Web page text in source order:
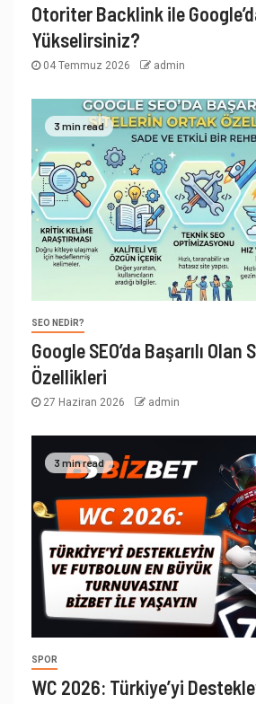
Otoriter Backlink ile
Yükselirsiniz?
04 Temmuz 2026 admin
3 min read
SEO NEDIR?
Google SEO’da Başarılı
Özellikleri
27 Haziran 2026 admin
3 min read
SPOR
WC 2026: Türkiye’yi